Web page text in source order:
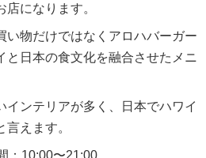
になります。
い物だけではなくアロハバーガー
と日本の食文化を融合させたメニ
インテリアが多く、日本でハワイ
えます。
：10:00〜21:00